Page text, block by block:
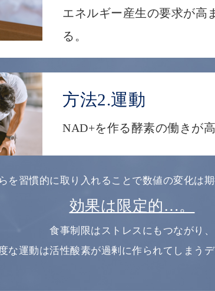
エネルギー産生の要求が高
る。
方法2.運動
NAD+を作る酵素の働きが高
を習慣的に取り入れることで数値の変化は
効果は限定的…。
食事制限はストレスにもつながり、
な運動は活性酸素が過剰に作られてしまうデ